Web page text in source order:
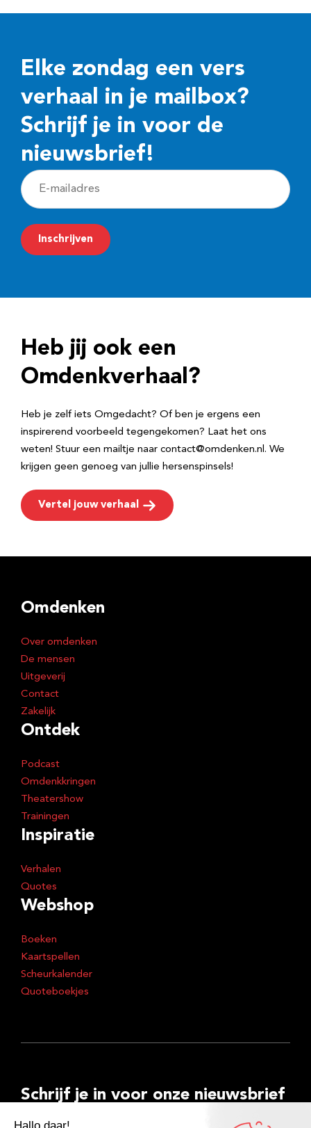
Elke zondag een vers
verhaal in je mailbox?
Schrijf je in voor de
nieuwsbrief!
E
-
m
a
r
e
Inschrijven
Heb jij ook een
Omdenkverhaal?
Heb je zelf iets Omgedacht? Of ben je ergens een
inspirerend voorbeeld tegengekomen? Laat het ons
weten! Stuur een mailtje naar contact@omdenken.nl. We
krijgen geen genoeg van jullie hersenspinsels!
Vertel jouw verhaal
Omdenken
Over omdenken
De mensen
Uitgeverij
Contact
Zakelijk
Ontdek
Podcast
Omdenkkringen
Theatershow
Trainingen
Inspiratie
Verhalen
Quotes
Webshop
Boeken
Kaartspellen
Scheurkalender
Quoteboekjes
Schrijf je in voor onze nieuwsbrief